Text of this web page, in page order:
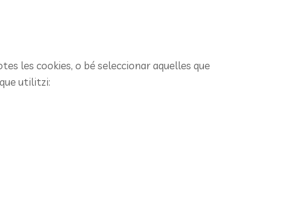
les cookies, o bé seleccionar aquelles que
utilitzi: